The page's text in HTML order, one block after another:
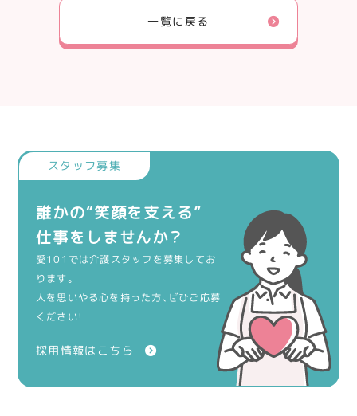
一覧に戻る
誰かの“笑顔を支える”
仕事をしませんか？
愛101では介護スタッフを募集してお
ります。
人を思いやる心を持った方、ぜひご応募
ください！
採用情報はこちら